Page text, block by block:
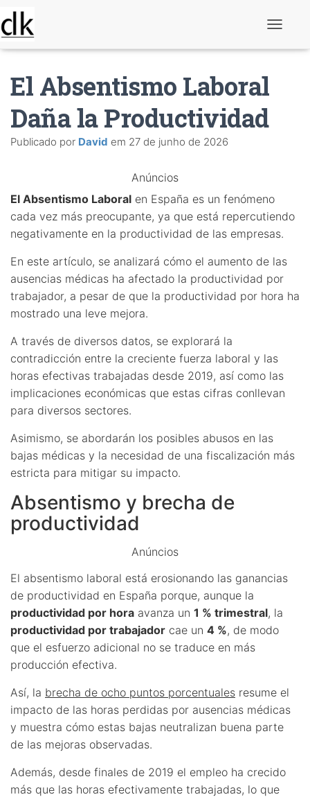
ç
o
El Absentismo Laboral
Daña la Productividad
Publicado por David em 27 de junho de 2026
Anúncios
El Absentismo Laboral en España es un fenómeno
cada vez más preocupante, ya que está repercutiendo
negativamente en la productividad de las empresas.
En este artículo, se analizará cómo el aumento de las
ausencias médicas ha afectado la productividad por
trabajador, a pesar de que la productividad por hora ha
mostrado una leve mejora.
A través de diversos datos, se explorará la
contradicción entre la creciente fuerza laboral y las
horas efectivas trabajadas desde 2019, así como las
implicaciones económicas que estas cifras conllevan
para diversos sectores.
Asimismo, se abordarán los posibles abusos en las
bajas médicas y la necesidad de una fiscalización más
estricta para mitigar su impacto.
Absentismo y brecha de
productividad
Anúncios
El absentismo laboral está erosionando las ganancias
de productividad en España porque, aunque la
productividad por hora avanza un 1 % trimestral, la
productividad por trabajador cae un 4 %, de modo
que el esfuerzo adicional no se traduce en más
producción efectiva.
Así, la brecha de ocho puntos porcentuales resume el
impacto de las horas perdidas por ausencias médicas
y muestra cómo estas bajas neutralizan buena parte
de las mejoras observadas.
Además, desde finales de 2019 el empleo ha crecido
más que las horas efectivamente trabajadas, lo que